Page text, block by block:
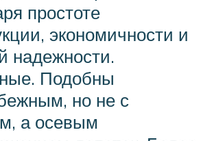
простоте
экономичности и
надежности.
Подобны
но не с
а осевым